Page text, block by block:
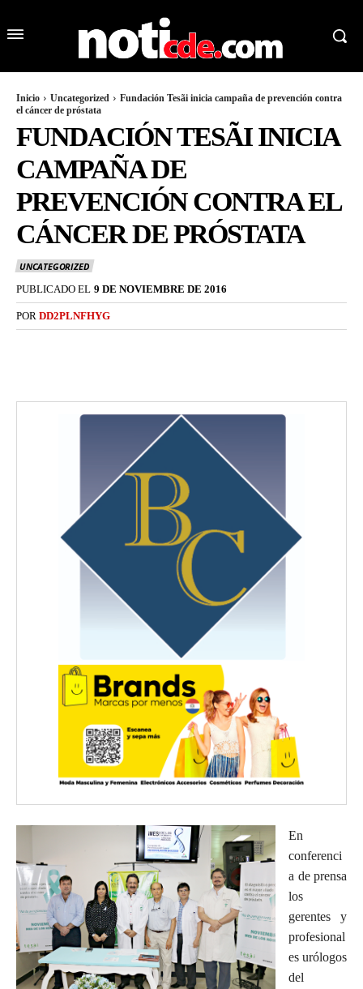
Inicio Uncategorized
Fundación Tesãi inicia campaña de prevención contra
el cáncer de próstata
FUNDACIÓN TESÃI INICIA
CAMPAÑA DE
PREVENCIÓN CONTRA EL
CÁNCER DE PRÓSTATA
UNCATEGORIZED
PUBLICADO EL 9 DE NOVIEMBRE DE 2016
POR DD2PLNFHYG
En
conferenci
a de prensa
los
gerentes y
profesional
es urólogos
del